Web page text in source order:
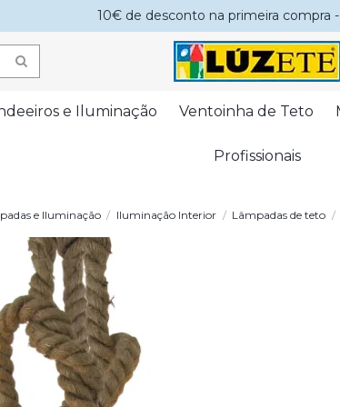
10€ de desconto na primeira compra -
e Iluminação Ventoinha de Teto
Profissionais
e Iluminação Iluminação Interior Lâmpadas de teto